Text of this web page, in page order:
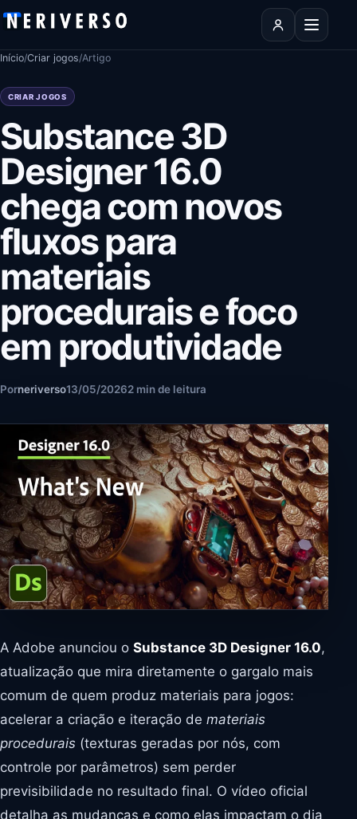
Pular para o conteúdo
Abrir
Início/Criar jogos/Artigo
CRIAR JOGOS
Substance 3D
Designer 16.0
chega com novos
fluxos para
materiais
procedurais e foco
em produtividade
Porneriverso13/05/20262 min de leitura
A Adobe anunciou o Substance 3D Designer 16.0,
atualização que mira diretamente o gargalo mais
comum de quem produz materiais para jogos:
acelerar a criação e iteração de materiais
procedurais (texturas geradas por nós, com
controle por parâmetros) sem perder
previsibilidade no resultado final. O vídeo oficial
detalha as mudanças e como elas impactam o dia